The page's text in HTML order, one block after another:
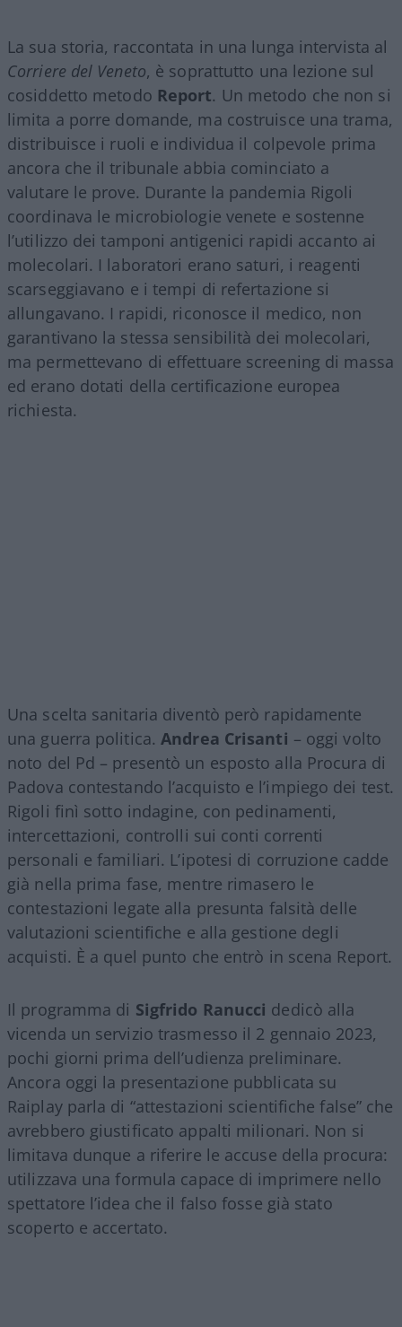
La sua storia, raccontata in una lunga intervista al
Corriere del Veneto, è soprattutto una lezione sul
cosiddetto metodo Report. Un metodo che non si
limita a porre domande, ma costruisce una trama,
distribuisce i ruoli e individua il colpevole prima
ancora che il tribunale abbia cominciato a
valutare le prove. Durante la pandemia Rigoli
coordinava le microbiologie venete e sostenne
l’utilizzo dei tamponi antigenici rapidi accanto ai
molecolari. I laboratori erano saturi, i reagenti
scarseggiavano e i tempi di refertazione si
allungavano. I rapidi, riconosce il medico, non
garantivano la stessa sensibilità dei molecolari,
ma permettevano di effettuare screening di massa
ed erano dotati della certificazione europea
richiesta.
Una scelta sanitaria diventò però rapidamente
una guerra politica.Andrea Crisanti – oggi volto
noto del Pd – presentò un esposto alla Procura di
Padova contestando l’acquisto e l’impiego dei test.
Rigoli finì sotto indagine, con pedinamenti,
intercettazioni, controlli sui conti correnti
personali e familiari. L’ipotesi di corruzione cadde
già nella prima fase, mentre rimasero le
contestazioni legate alla presunta falsità delle
valutazioni scientifiche e alla gestione degli
acquisti. È a quel punto che entrò in scena Report.
Il programma di Sigfrido Ranucci dedicò alla
vicenda un servizio trasmesso il 2 gennaio 2023,
pochi giorni prima dell’udienza preliminare.
Ancora oggi la presentazione pubblicata su
Raiplay parla di “attestazioni scientifiche false” che
avrebbero giustificato appalti milionari. Non si
limitava dunque a riferire le accuse della procura:
utilizzava una formula capace di imprimere nello
spettatore l’idea che il falso fosse già stato
scoperto e accertato.